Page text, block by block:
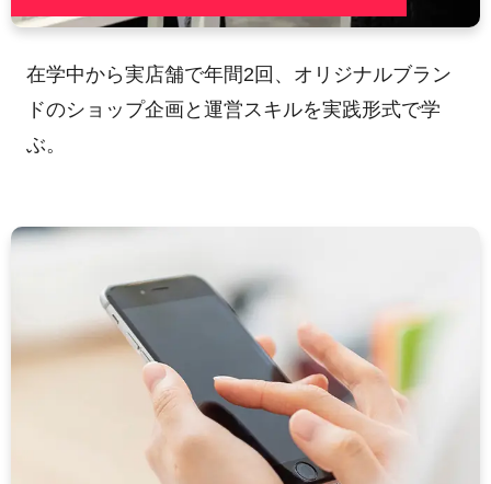
在学中から実店舗で年間2回、オリジナルブラン
ドのショップ企画と運営スキルを実践形式で学
ぶ。